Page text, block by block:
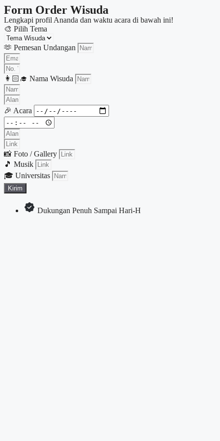
Form Order Wisuda
Lengkapi profil Ananda dan waktu acara di bawah ini!
🎨 Pilih Tema
🫶 Pemesan Undangan
👩🏻‍🎓 Nama Wisuda
🎉 Acara
📸 Foto / Gallery
🎵 Musik
🎓 Universitas
Kirim
Dukungan Penuh Sampai Hari-H​